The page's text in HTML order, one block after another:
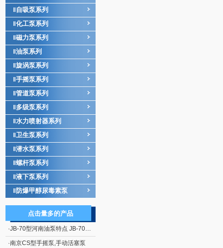
自吸泵系列
化工泵系列
磁力泵系列
油泵系列
旋涡泵系列
手摇泵系列
管道泵系列
多级泵系列
水力喷射器系列
卫生泵系列
潜水泵系列
螺杆泵系列
液下泵系列
防爆甲醇尿毒素泵
点击量多的产品
·JB-70型河南油泵特点 JB-70型电动、手摇二用计量加油泵
·南京CS型手摇泵,手动活塞泵